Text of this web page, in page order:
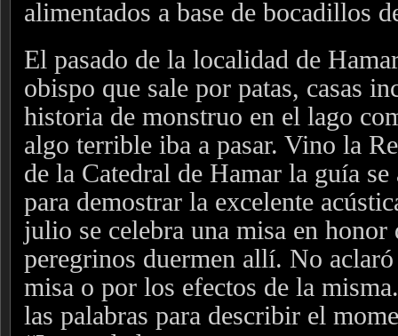
alimentados a base de bocadillos
El pasado de la localidad de
obispo que sale por patas, casas
historia de monstruo en el lago
algo terrible iba a pasar. Vino la
de la Catedral de Hamar la guía se
para demostrar la excelente
julio se celebra una misa en
peregrinos duermen allí. No aclaró
misa o por los efectos de la
las palabras para describir el